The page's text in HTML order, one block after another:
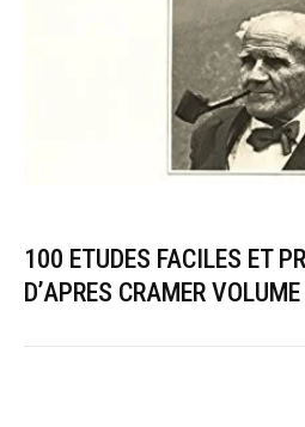
100 ETUDES FACILES ET
D’APRES CRAMER